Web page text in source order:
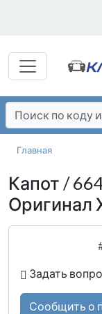
Главная
Капот /
Оригинал
Задать
Сообщить о